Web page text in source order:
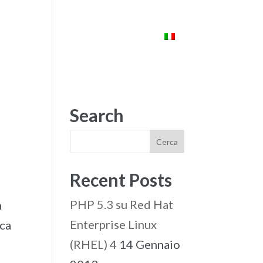
Search
Recent Posts
PHP 5.3 su Red Hat
Enterprise Linux
(RHEL) 4 14 Gennaio